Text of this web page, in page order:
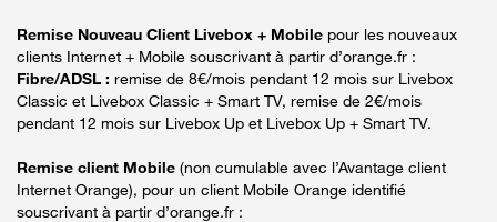
Remise Nouveau Client Livebox + Mobile pour les nouveaux
clients Internet + Mobile souscrivant à partir d’orange.fr :
Fibre/ADSL : remise de 8€/mois pendant 12 mois sur Livebox
Classic et Livebox Classic + Smart TV, remise de 2€/mois
pendant 12 mois sur Livebox Up et Livebox Up + Smart TV.
Remise client Mobile (non cumulable avec l’Avantage client
Internet Orange), pour un client Mobile Orange identifié
souscrivant à partir d’orange.fr :